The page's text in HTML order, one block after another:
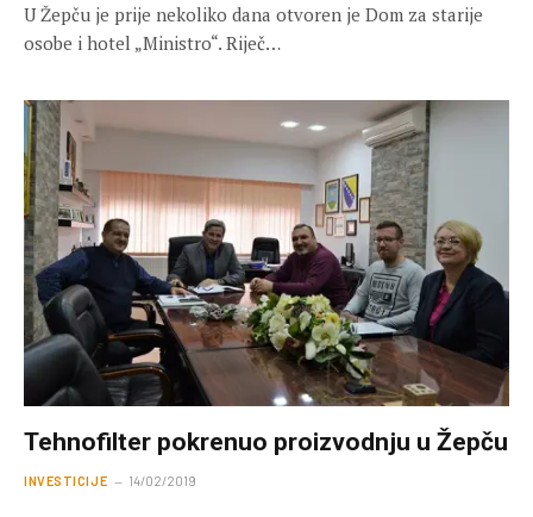
U Žepču je prije nekoliko dana otvoren je Dom za starije
osobe i hotel „Ministro“. Riječ…
Tehnofilter pokrenuo proizvodnju u Žepču
INVESTICIJE 14/02/2019